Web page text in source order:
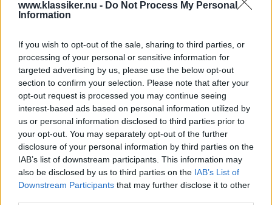
www.klassiker.nu - Do Not Process My Personal
Information
If you wish to opt-out of the sale, sharing to third parties, or
processing of your personal or sensitive information for
targeted advertising by us, please use the below opt-out
section to confirm your selection. Please note that after your
opt-out request is processed you may continue seeing
interest-based ads based on personal information utilized by
us or personal information disclosed to third parties prior to
your opt-out. You may separately opt-out of the further
disclosure of your personal information by third parties on the
IAB’s list of downstream participants. This information may
also be disclosed by us to third parties on the IAB’s List of
Downstream Participants that may further disclose it to other
lackering!
Seglivade sextionian
REPORTAGE 1 mars 2021 Varför står det
1970 på en 1969 års Camaro?
Gasa (5)
ZR1 - Corvetten som
superbil